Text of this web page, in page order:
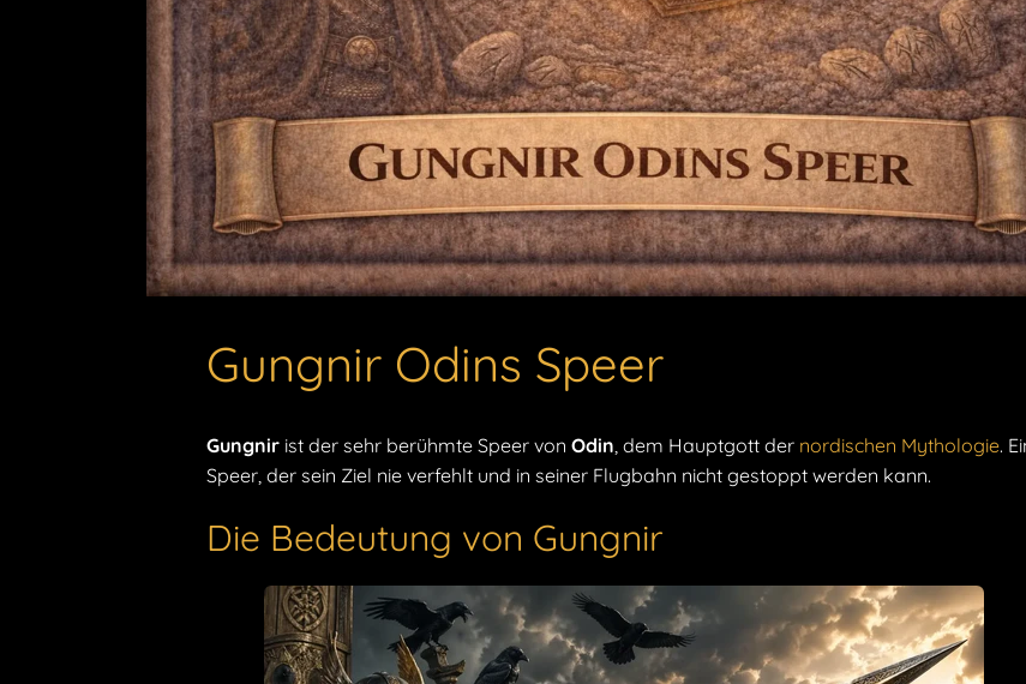
Gungnir Odins Speer
Gungnir ist der sehr berühmte Speer von Odin , dem Hauptgott der nordischen Mythologie.
Speer, der sein Ziel nie verfehlt und in seiner Flugbahn nicht gestoppt werden kann.
Die Bedeutung von Gungnir